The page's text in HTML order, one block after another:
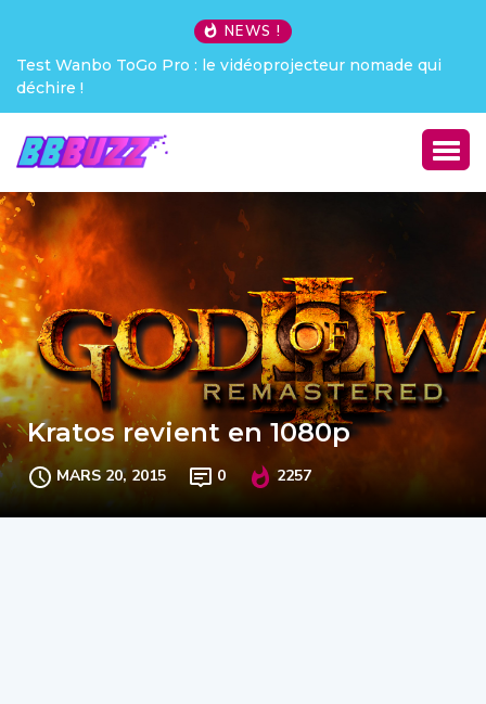
NEWS !
Test Wanbo ToGo Pro : le vidéoprojecteur nomade qui
déchire !
Kratos revient en 1080p
MARS 20, 2015 0 2257